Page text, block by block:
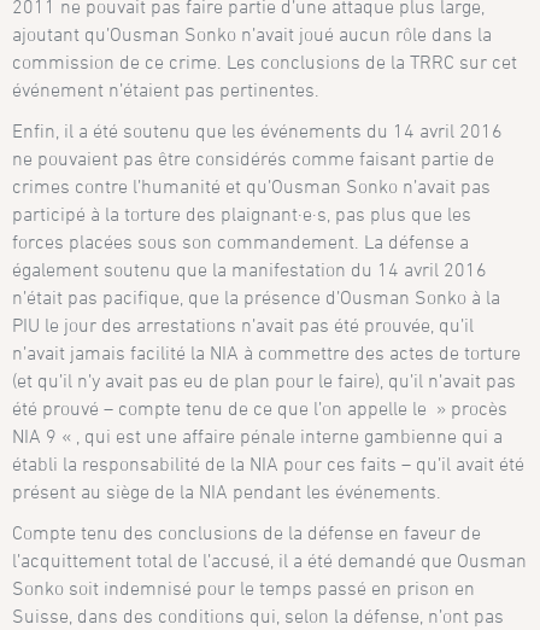
2011 ne pouvait pas faire partie d’une attaque plus large,
ajoutant qu’Ousman Sonko n’avait joué aucun rôle dans la
commission de ce crime. Les conclusions de la TRRC sur cet
événement n’étaient pas pertinentes.
Enfin, il a été soutenu que les événements du 14 avril 2016
ne pouvaient pas être considérés comme faisant partie de
crimes contre l’humanité et qu’Ousman Sonko n’avait pas
participé à la torture des plaignant·e·s, pas plus que les
forces placées sous son commandement. La défense a
également soutenu que la manifestation du 14 avril 2016
n’était pas pacifique, que la présence d’Ousman Sonko à la
PIU le jour des arrestations n’avait pas été prouvée, qu’il
n’avait jamais facilité la NIA à commettre des actes de torture
(et qu’il n’y avait pas eu de plan pour le faire), qu’il n’avait pas
été prouvé – compte tenu de ce que l’on appelle le » procès
NIA 9 « , qui est une affaire pénale interne gambienne qui a
établi la responsabilité de la NIA pour ces faits – qu’il avait été
présent au siège de la NIA pendant les événements.
Compte tenu des conclusions de la défense en faveur de
l’acquittement total de l’accusé, il a été demandé que Ousman
Sonko soit indemnisé pour le temps passé en prison en
Suisse, dans des conditions qui, selon la défense, n’ont pas